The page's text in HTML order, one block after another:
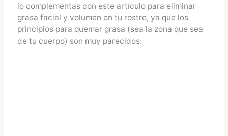
lo complementas con este artículo para eliminar
grasa facial y volumen en tu rostro, ya que los
principios para quemar grasa (sea la zona que sea
de tu cuerpo) son muy parecidos: